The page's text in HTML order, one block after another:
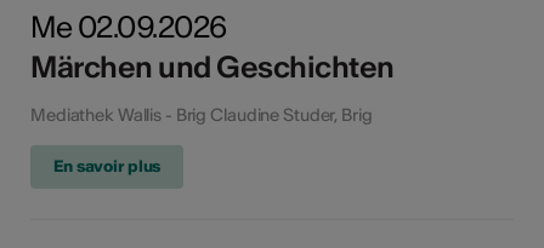
Me 02.09.2026
Märchen und Geschichten
Mediathek Wallis - Brig Claudine Studer, Brig
En savoir plus